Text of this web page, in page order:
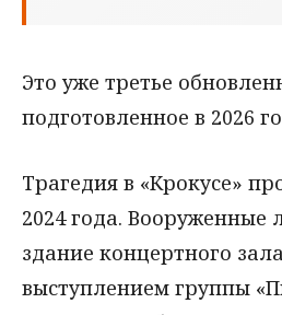
Это уже третье
подготовленное в 2026
Трагедия в «Крокусе»
2024 года. Вооруженные
здание концертного
выступлением группы